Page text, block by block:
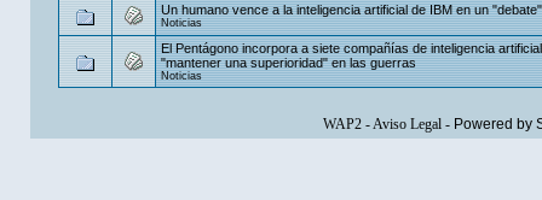
Un humano vence a la inteligencia artificial de IBM en un
Noticias
El Pentágono incorpora a siete compañías de inteligencia
"mantener una superioridad" en las guerras
Noticias
WAP2-Aviso Legal- Powered by